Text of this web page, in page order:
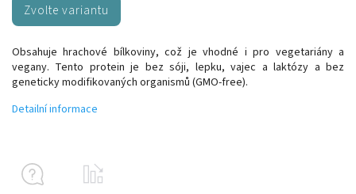
Zvolte variantu
Obsahuje hrachové bílkoviny, což je vhodné i pro vegetariány a
vegany. Tento protein je bez sóji, lepku, vajec a laktózy a bez
geneticky modifikovaných organismů (GMO-free).
Detailní informace